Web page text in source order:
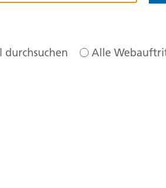
durchsuchen Alle